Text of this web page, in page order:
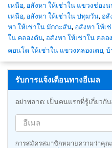
เหนือ, อสังหา ให้เช่าใน แขวงช่อง
เหนือ, อสังหา ให้เช่าใน ปทุมวัน, อสั
หา ให้เช่าใน มักกะสัน, อสังหา ให้เ
ใน คลองตัน, อสังหา ให้เช่าใน คลอ
คอนโด ให้เช่าใน แขวงคลองเตย, บ้
รับการแจ้งเตือนทางอีเมล
อย่าพลาด: เป็นคนแรกที่รู้เกี่ยวกั
การสมัครสมาชิกหมายความว่าคุ